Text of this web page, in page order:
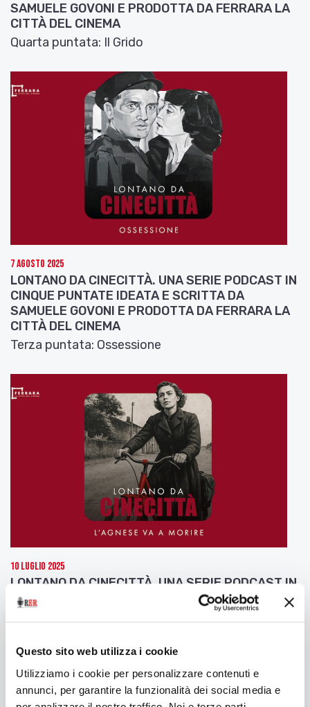
Questo sito web utilizza i cookie
Utilizziamo i cookie per personalizzare contenuti e
annunci, per garantire la funzionalità dei social media e
SAMUELE GOVONI E PRODOTTA DA FERRARA LA
CITTÀ DEL CINEMA
Quarta puntata: Il Grido
7 Agosto 2025
LONTANO DA CINECITTÀ. UNA SERIE PODCAST IN
CINQUE PUNTATE IDEATA E SCRITTA DA
SAMUELE GOVONI E PRODOTTA DA FERRARA LA
CITTÀ DEL CINEMA
Terza puntata: Ossessione
10 Luglio 2025
LONTANO DA CINECITTÀ. UNA SERIE PODCAST IN
CINQUE PUNTATE IDEATA E SCRITTA DA
SAMUELE GOVONI E PRODOTTA DA FERRARA LA
Seconda puntata: L'Agnese va a morire